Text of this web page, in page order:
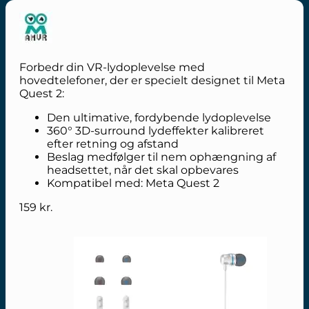
Forbedr din VR-lydoplevelse med
hovedtelefoner, der er specielt designet til Meta
Quest 2:
Den ultimative, fordybende lydoplevelse
360° 3D-surround lydeffekter kalibreret
efter retning og afstand
Beslag medfølger til nem ophængning af
headsettet, når det skal opbevares
Kompatibel med: Meta Quest 2
159 kr.